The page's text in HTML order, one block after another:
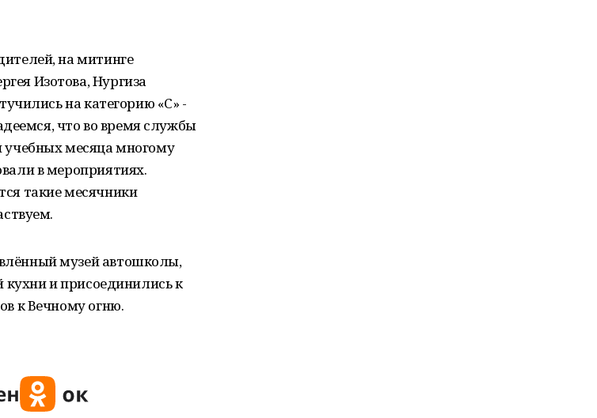
на митинге
Изотова, Нургиза
на категорию «С» -
что во время службы
месяца многому
в мероприятиях.
такие месячники
музей автошколы,
кухни и присоединились к
к Вечному огню.